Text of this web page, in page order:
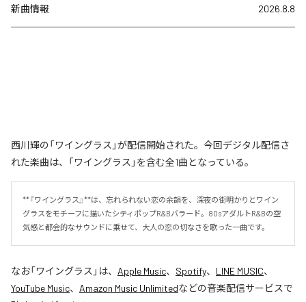
新曲情報 2026.8.8
西川輝の「ワイングラス」が配信開始された。今回デジタル配信さ
れた楽曲は、「ワイングラス」を含む全1曲となっている。
**『ワイングラス』**は、忘れられない恋の余韻を、深夜の街明かりとワイン
グラスをモチーフに描いたシティポップR&Bバラード。80sアダルトR&Bの空
気感と都会的なサウンドに乗せて、大人の恋の切なさを歌った一曲です。
なお「ワイングラス 」は、 Apple Music、 Spotify、 LINE MUSIC、
YouTube Music、 Amazon Music Unlimitedなどの音楽配信サービスで